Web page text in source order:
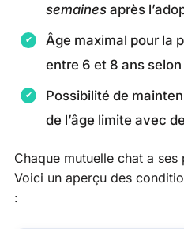
semaines après
Âge maximal pour la
entre 6 et 8 ans
Possibilité de
de l’âge limite avec
Chaque mutuelle chat a ses
Voici un aperçu des
: